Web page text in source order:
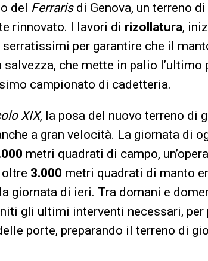
del Ferraris di Genova, un terreno
rinnovato. I lavori di rizollatura,
per garantire che il
che mette in palio l’ultimo
campionato di cadetteria.
XIX, la posa del nuovo terreno di
a gran velocità. La giornata di
metri quadrati di campo,
3.000 metri quadrati di manto
giornata di ieri. Tra domani e
gli ultimi interventi necessari, per
porte, preparando il terreno di